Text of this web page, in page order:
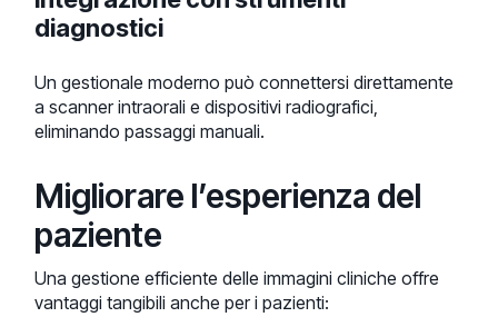
diagnostici
Un gestionale moderno può connettersi direttamente
a scanner intraorali e dispositivi radiografici,
eliminando passaggi manuali.
Migliorare l’esperienza del
paziente
Una gestione efficiente delle immagini cliniche offre
vantaggi tangibili anche per i pazienti: